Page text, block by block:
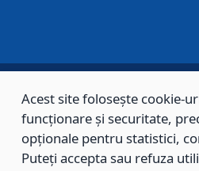
Copyright © 2002 - 2026 - PRIMĂRIA
rezervate.
Acest site folosește cookie-
funcționare și securitate,
opționale pentru statistici,
Puteți accepta sau refuza